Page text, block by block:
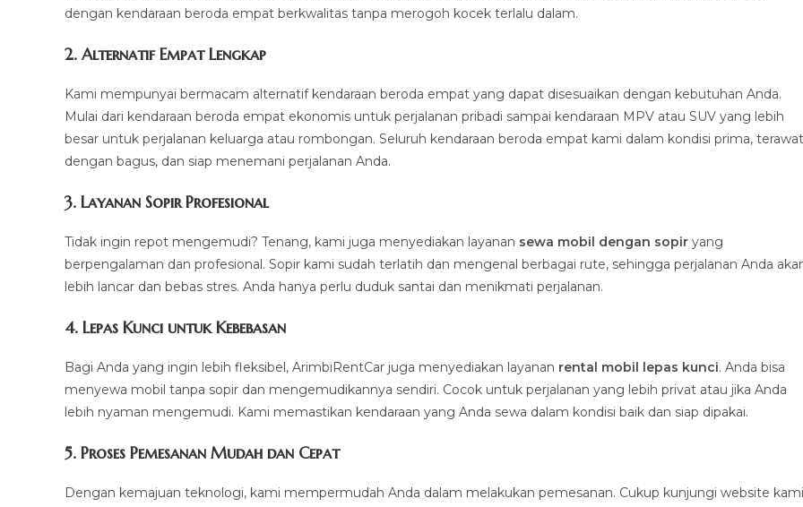
dengan kendaraan beroda empat berkwalitas tanpa merogoh kocek terlalu dalam.
2. Alternatif Empat Lengkap
Kami mempunyai bermacam alternatif kendaraan beroda empat yang dapat disesuaikan dengan kebutuhan Anda.
Mulai dari kendaraan beroda empat ekonomis untuk perjalanan pribadi sampai kendaraan MPV atau SUV yang lebih
besar untuk perjalanan keluarga atau rombongan. Seluruh kendaraan beroda empat kami dalam kondisi prima, terawat
dengan bagus, dan siap menemani perjalanan Anda.
3. Layanan Sopir Profesional
Tidak ingin repot mengemudi? Tenang, kami juga menyediakan layanan sewa mobil dengan sopir yang
berpengalaman dan profesional. Sopir kami sudah terlatih dan mengenal berbagai rute, sehingga perjalanan Anda
lebih lancar dan bebas stres. Anda hanya perlu duduk santai dan menikmati perjalanan.
4. Lepas Kunci untuk Kebebasan
Bagi Anda yang ingin lebih fleksibel, ArimbiRentCar juga menyediakan layanan rental mobil lepas kunci. Anda bisa
menyewa mobil tanpa sopir dan mengemudikannya sendiri. Cocok untuk perjalanan yang lebih privat atau jika Anda
lebih nyaman mengemudi. Kami memastikan kendaraan yang Anda sewa dalam kondisi baik dan siap dipakai.
5. Proses Pemesanan Mudah dan Cepat
Dengan kemajuan teknologi, kami mempermudah Anda dalam melakukan pemesanan. Cukup kunjungi website